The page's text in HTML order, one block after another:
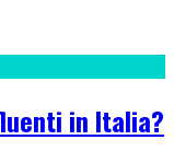
in Italia?